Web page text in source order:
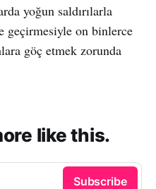
yoğun saldırılarla
geçirmesiyle on binlerce
göç etmek zorunda
like this.
Subscribe